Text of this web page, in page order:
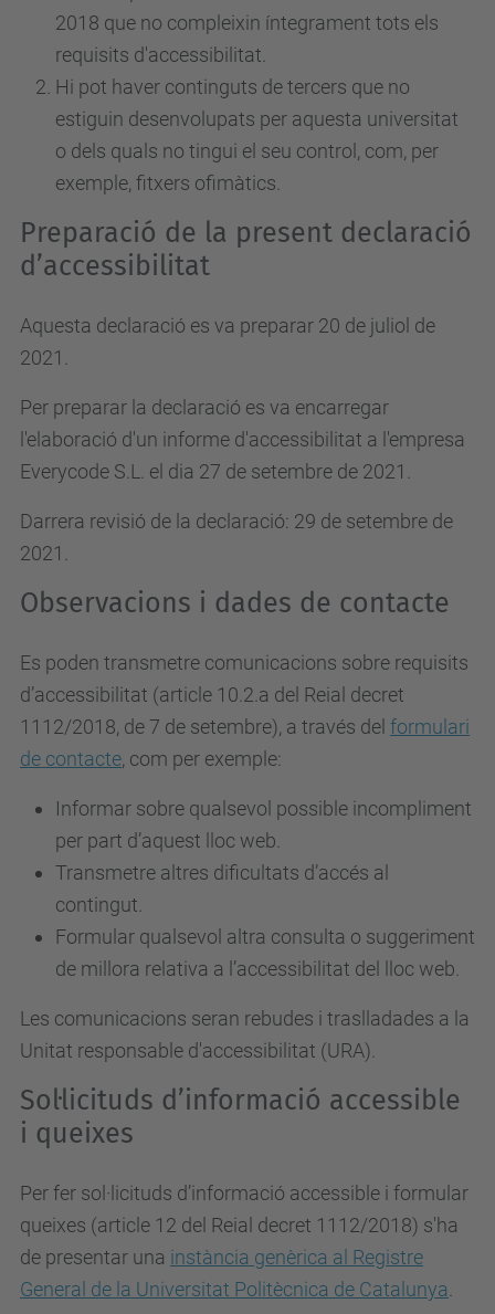
2018 que no compleixin íntegrament tots els
requisits d'accessibilitat.
Hi pot haver continguts de tercers que no
estiguin desenvolupats per aquesta universitat
o dels quals no tingui el seu control, com, per
exemple, fitxers ofimàtics.
Preparació de la present declaració
d’accessibilitat
Aquesta declaració es va preparar 20 de juliol de
2021.
Per preparar la declaració es va encarregar
l'elaboració d'un informe d'accessibilitat a l'empresa
Everycode S.L. el dia 27 de setembre de 2021.
Darrera revisió de la declaració: 29 de setembre de
2021.
Observacions i dades de contacte
Es poden transmetre comunicacions sobre requisits
d’accessibilitat (article 10.2.a del Reial decret
1112/2018, de 7 de setembre), a través del formulari
de contacte, com per exemple:
Informar sobre qualsevol possible incompliment
per part d’aquest lloc web.
Transmetre altres dificultats d’accés al
contingut.
Formular qualsevol altra consulta o suggeriment
de millora relativa a l’accessibilitat del lloc web.
Les comunicacions seran rebudes i traslladades a la
Unitat responsable d'accessibilitat (URA).
Sol·licituds d’informació accessible
i queixes
Per fer sol·licituds d’informació accessible i formular
queixes (article 12 del Reial decret 1112/2018) s'ha
de presentar una instància genèrica al Registre
General de la Universitat Politècnica de Catalunya